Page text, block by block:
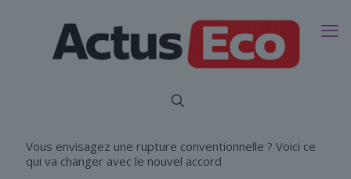
Vous envisagez une rupture conventionnelle ? Voici ce
qui va changer avec le nouvel accord